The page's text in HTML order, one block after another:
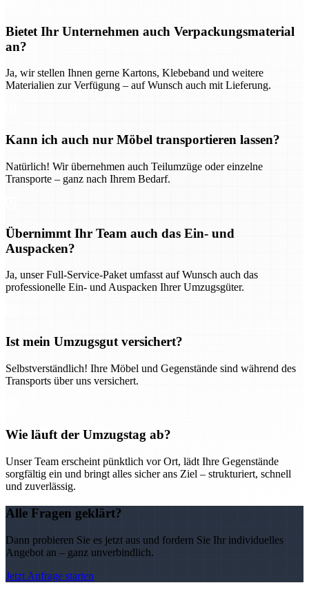
Bietet Ihr Unternehmen auch Verpackungsmaterial
an?
Ja, wir stellen Ihnen gerne Kartons, Klebeband und weitere
Materialien zur Verfügung – auf Wunsch auch mit Lieferung.
Kann ich auch nur Möbel transportieren lassen?
Natürlich! Wir übernehmen auch Teilumzüge oder einzelne
Transporte – ganz nach Ihrem Bedarf.
Übernimmt Ihr Team auch das Ein- und
Auspacken?
Ja, unser Full-Service-Paket umfasst auf Wunsch auch das
professionelle Ein- und Auspacken Ihrer Umzugsgüter.
Ist mein Umzugsgut versichert?
Selbstverständlich! Ihre Möbel und Gegenstände sind während des
Transports über uns versichert.
Wie läuft der Umzugstag ab?
Unser Team erscheint pünktlich vor Ort, lädt Ihre Gegenstände
sorgfältig ein und bringt alles sicher ans Ziel – strukturiert, schnell
und zuverlässig.
Alle Fragen geklärt?
Dann probieren Sie es jetzt aus und fordern Sie Ihr individuelles
Angebot an – ganz unverbindlich.
Jetzt Anfrage starten